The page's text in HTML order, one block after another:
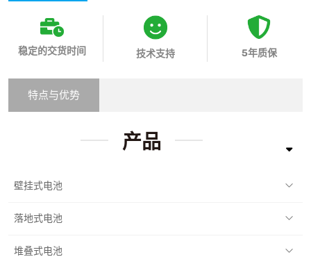
稳定的交货时间 技术支持 5年质保
特点与优势
产品
壁挂式电池
落地式电池
堆叠式电池